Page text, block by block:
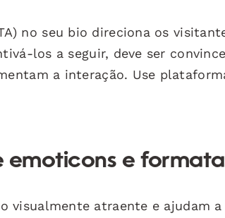
no seu bio direciona os
los a seguir, deve ser
a interação. Use
emoticons e
visualmente atraente e ajudam